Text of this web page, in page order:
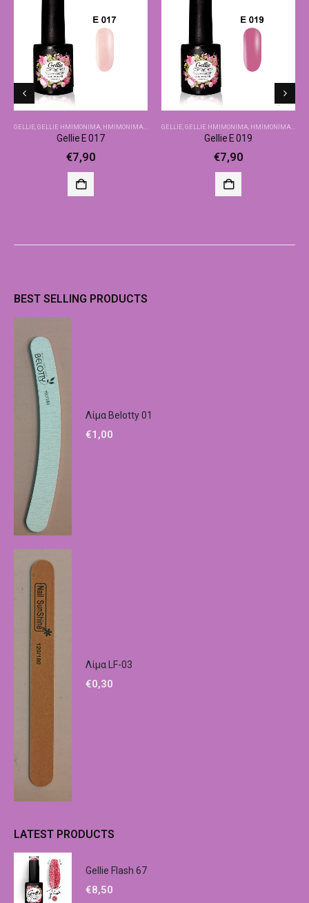
GELLIE GELLIE ΗΜΙΜΌΝΙΜΑ ΗΜΙΜΌΝΙΜΑ-ΒΑΣΙΚΆ ΧΡΏΜΑΤΑ
Gellie E 017
€7,90
GELLIE GELLIE ΗΜΙΜΌΝΙΜΑ ΗΜΙΜΌΝΙΜΑ-ΒΑΣΙΚΆ ΧΡΏΜΑΤΑ
Gellie E 019
€7,90
BEST SELLING PRODUCTS
Λίμα Belotty 01
€1,00
Λίμα LF-03
€0,30
LATEST PRODUCTS
Gellie Flash 67
€8,50